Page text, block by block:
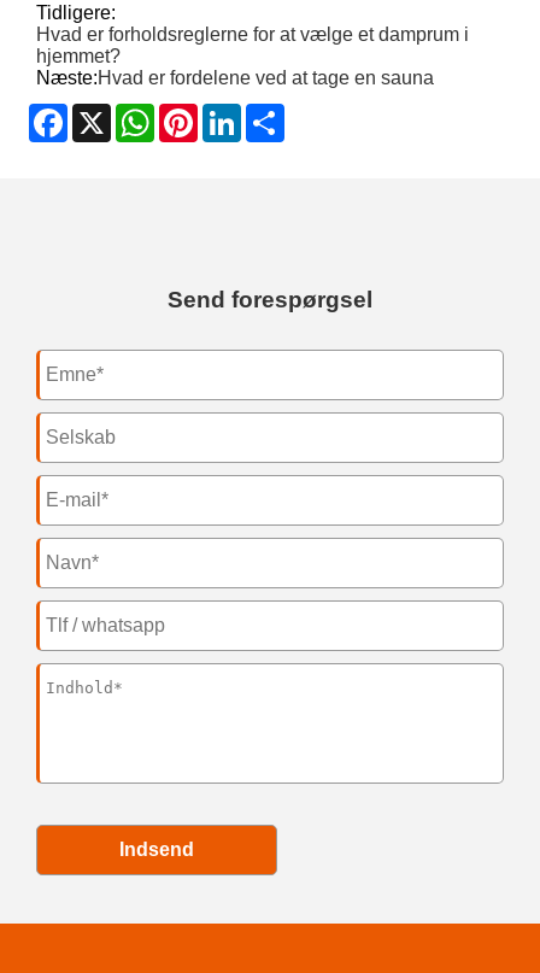
Tidligere:
Hvad er forholdsreglerne for at vælge et damprum i
hjemmet?
Næste:Hvad er fordelene ved at tage en sauna
Facebook
X WhatsApp
PinterestLinkedIn
Send forespørgsel
Indsend